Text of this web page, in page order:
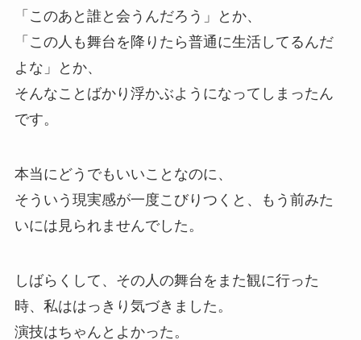
「このあと誰と会うんだろう」とか、
「この人も舞台を降りたら普通に生活してるんだ
よな」とか、
そんなことばかり浮かぶようになってしまったん
です。
本当にどうでもいいことなのに、
そういう現実感が一度こびりつくと、もう前みた
いには見られませんでした。
しばらくして、その人の舞台をまた観に行った
時、私ははっきり気づきました。
演技はちゃんとよかった。